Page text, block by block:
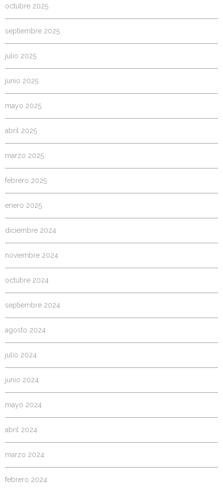
octubre 2025
septiembre 2025
julio 2025
junio 2025
mayo 2025
abril 2025
marzo 2025
febrero 2025
enero 2025
diciembre 2024
noviembre 2024
octubre 2024
septiembre 2024
agosto 2024
julio 2024
junio 2024
mayo 2024
abril 2024
marzo 2024
febrero 2024